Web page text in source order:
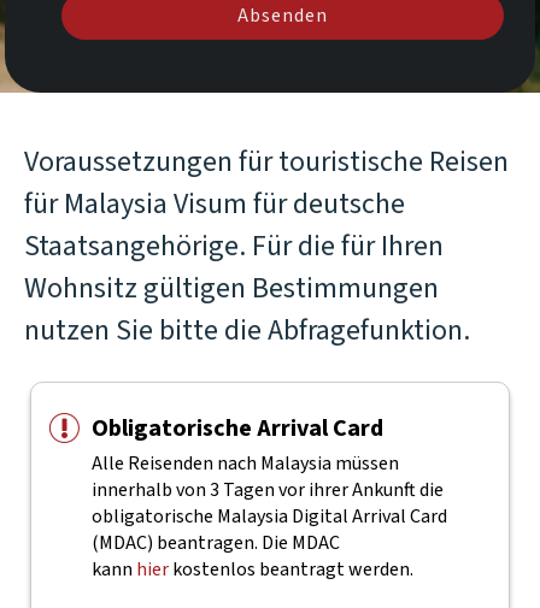
Absenden
Voraussetzungen für touristische Reisen
für Malaysia Visum für deutsche
Staatsangehörige. Für die für Ihren
Wohnsitz gültigen Bestimmungen
nutzen Sie bitte die Abfragefunktion.
Obligatorische Arrival Card
Alle Reisenden nach Malaysia müssen
innerhalb von 3 Tagen vor ihrer Ankunft die
obligatorische Malaysia Digital Arrival Card
(MDAC) beantragen. Die MDAC
kann hierkostenlos beantragt werden.